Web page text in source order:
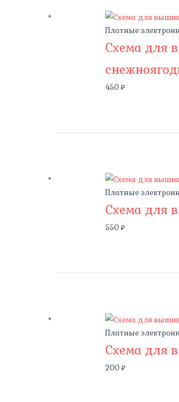
Платные
Схема для
450₽
Платные
Схема для
550₽
Платные
Схема для
200₽